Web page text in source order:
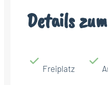
Details
Freiplatz